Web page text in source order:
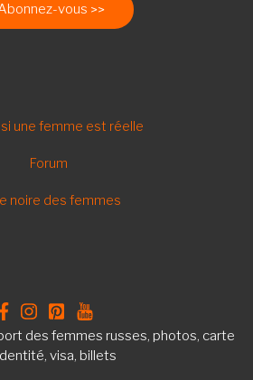
vous
une femme est réelle
Forum
noire des femmes
des femmes russes, photos, carte
visa, billets